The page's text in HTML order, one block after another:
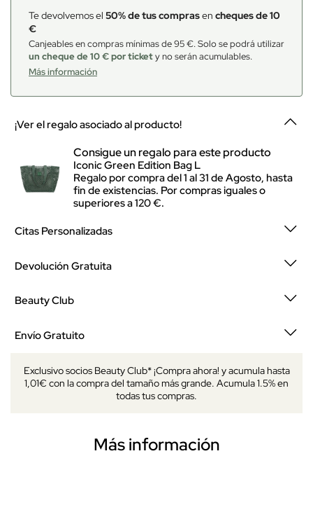
Te devolvemos el 50% de tus comprasen cheques de 10
€
Canjeables en compras mínimas de 95 €. Solo se podrá utilizar
un cheque de 10 € por tickety no serán acumulables.
Más información
¡Ver el regalo asociado al producto!
Consigue un regalo para este producto
Iconic Green Edition Bag L
Regalo por compra del 1 al 31 de Agosto, hasta
fin de existencias. Por compras iguales o
superiores a 120 €.
Citas Personalizadas
Devolución Gratuita
Beauty Club
Envío Gratuito
Exclusivo socios Beauty Club* ¡Compra ahora! y acumula hasta
1,01€ con la compra del tamaño más grande. Acumula 1.5% en
todas tus compras.
Más información